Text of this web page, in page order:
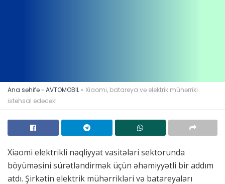
Ana səhifə » AVTOMOBİL » Xiaomi, batareya və elektrik mühərriki
istehsal edəcək!
Xiaomi elektrikli nəqliyyat vasitələri sektorunda
böyüməsini sürətləndirmək üçün əhəmiyyətli bir addım
atdı. Şirkətin elektrik mühərrikləri və batareyaları